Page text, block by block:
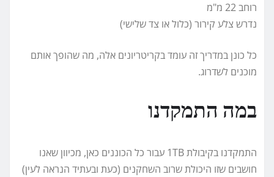
רוחב 22 מ"מ
נדרש צלע קירור (כלול או צד שלישי)
כל כונן במדריך זה עומד בקריטריונים אלה, מה שהופך אותם
מוכנים לשדרוג.
במה התמקדנו
התמקדנו בקיבולת 1TB עבור כל הכוננים כאן, מכיוון שאנו
חושבים שזו היכולת שרוב השחקנים (כעת ובעתיד הנראה לעין)